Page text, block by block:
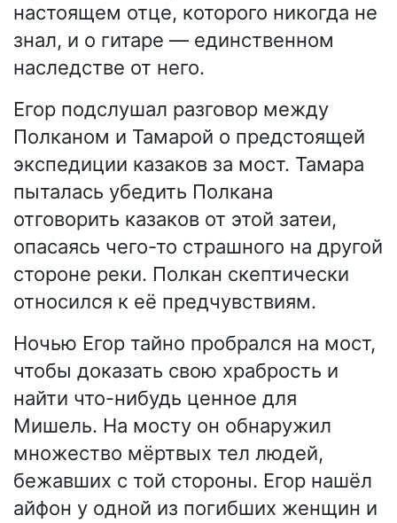
настоящем отце, которого никогда не
знал, и о гитаре — единственном
наследстве от него.
Егор подслушал разговор между
Полканом и Тамарой о предстоящей
экспедиции казаков за мост. Тамара
пыталась убедить Полкана
отговорить казаков от этой затеи,
опасаясь чего-то страшного на другой
стороне реки. Полкан скептически
относился к её предчувствиям.
Ночью Егор тайно пробрался на мост,
чтобы доказать свою храбрость и
найти что-нибудь ценное для
Мишель. На мосту он обнаружил
множество мёртвых тел людей,
бежавших с той стороны. Егор нашёл
айфон у одной из погибших женщин и